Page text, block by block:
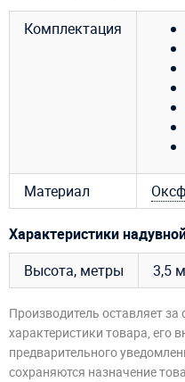
Комплектация
Материал
Характеристики
Высота, метры
3,5 м
Производитель оставляет
характеристики товара, его
предварительного
сохраняются назначение